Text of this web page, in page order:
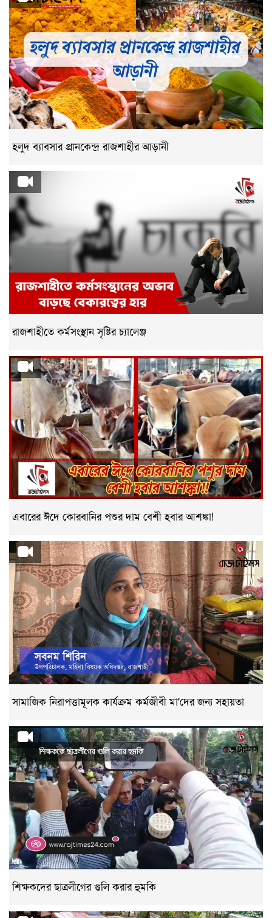
হলুদ ব্যাবসার প্রানকেন্দ্র রাজশাহীর আড়ানী
রাজশাহীতে কর্মসংস্থান সৃষ্টির চ্যালেঞ্জ
এবারের ঈদে কোরবানির পশুর দাম বেশী হবার আশঙ্কা!
সামাজিক নিরাপত্তামূলক কার্যক্রম কর্মজীবী মা'দের জন্য সহায়তা
শিক্ষকদের ছাত্রলীগের গুলি করার হুমকি